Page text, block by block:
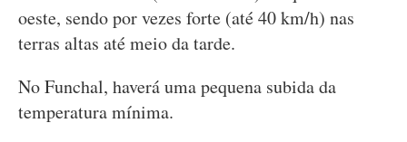
oeste, sendo por vezes forte (até 40 km/h) nas
terras altas até meio da tarde.
No Funchal, haverá uma pequena subida da
temperatura mínima.